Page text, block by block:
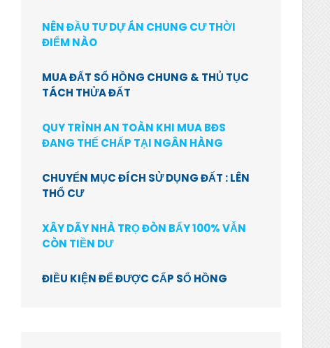
NÊN ĐẦU TƯ DỰ ÁN CHUNG CƯ THỜI
ĐIỂM NÀO
MUA ĐẤT SỔ HỒNG CHUNG & THỦ TỤC
TÁCH THỬA ĐẤT
QUY TRÌNH AN TOÀN KHI MUA BĐS
ĐANG THẾ CHẤP TẠI NGÂN HÀNG
CHUYỂN MỤC ĐÍCH SỬ DỤNG ĐẤT : LÊN
THỔ CƯ
XÂY DÃY NHÀ TRỌ ĐÒN BẨY 100% VẪN
CÒN TIỀN DƯ
ĐIỀU KIỆN ĐỂ ĐƯỢC CẤP SỔ HỒNG